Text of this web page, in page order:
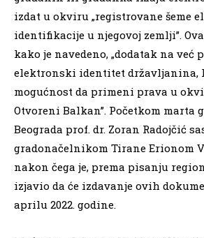
izdat u okviru „registrovane šeme
identifikacije u njegovoj zemlji”.
kako je navedeno, „dodatak na već
elektronski identitet državljanina,
mogućnost da primeni prava u
Otvoreni Balkan”. Početkom marta
Beograda prof. dr. Zoran Radojčić
gradonačelnikom Tirane Erionom
nakon čega je, prema pisanju
izjavio da će izdavanje ovih
aprilu 2022. godine.